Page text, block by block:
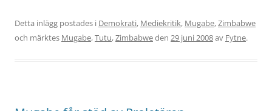
Detta inlägg postades i Demokrati, Mediekritik, Mugabe,Zimbabwe
och märktes Mugabe,Tutu,Zimbabweden 29 juni 2008av Fytne.